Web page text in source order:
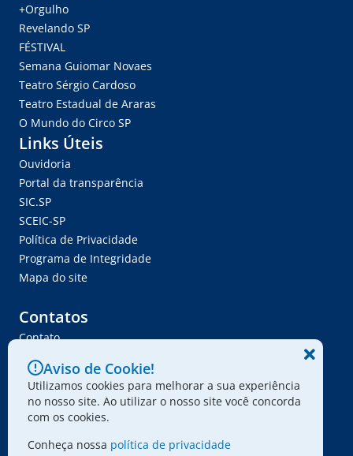
+Orgulho
Revelando SP
FÉSTIVAL
Semana Guiomar Novaes
Teatro Sérgio Cardoso
Teatro Estadual de Araras
O Mundo do Circo SP
Links Úteis
Ouvidoria
Portal da transparência
SIC.SP
SCEIC-SP
Política de Privacidade
Programa de Integridade
Mapa do site
Contatos
Contato
Ser Fornecedor
Envie seu projeto
Aviso de Cookie!
Utilizamos cookies para melhorar a sua experiência
no nosso site. Ao utilizar o nosso site você concorda
com os cookies.
Conheça nossa política de privacidade